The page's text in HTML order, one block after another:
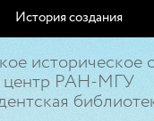
История создания
историческое
центр РАН-МГУ